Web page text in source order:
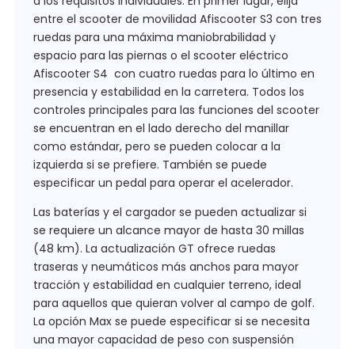
entre el scooter de movilidad Afiscooter S3 con tres
ruedas para una máxima maniobrabilidad y
espacio para las piernas o el scooter eléctrico
Afiscooter S4 con cuatro ruedas para lo último en
presencia y estabilidad en la carretera. Todos los
controles principales para las funciones del scooter
se encuentran en el lado derecho del manillar
como estándar, pero se pueden colocar a la
izquierda si se prefiere. También se puede
especificar un pedal para operar el acelerador.
Las baterías y el cargador se pueden actualizar si
se requiere un alcance mayor de hasta 30 millas
(48 km). La actualización GT ofrece ruedas
traseras y neumáticos más anchos para mayor
tracción y estabilidad en cualquier terreno, ideal
para aquellos que quieran volver al campo de golf.
La opción Max se puede especificar si se necesita
una mayor capacidad de peso con suspensión